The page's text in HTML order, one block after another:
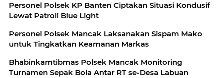
Personel Polsek KP Banten Ciptakan Situasi Kondusif
Lewat Patroli Blue Light
Personel Polsek Mancak Laksanakan Sispam Mako
untuk Tingkatkan Keamanan Markas
Bhabinkamtibmas Polsek Mancak Monitoring
Turnamen Sepak Bola Antar RT se-Desa Labuan